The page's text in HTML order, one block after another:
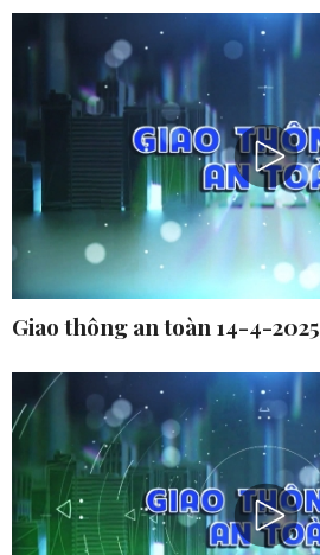
Giao thông an toàn 14-4-2025